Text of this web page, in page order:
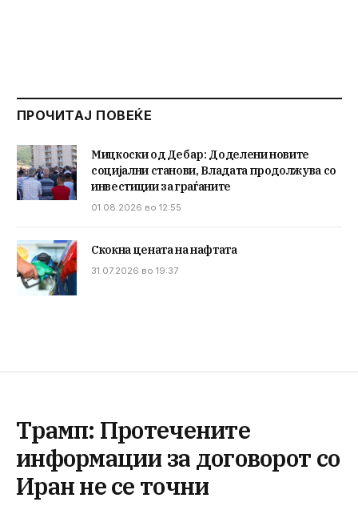
ПРОЧИТАЈ ПОВЕЌЕ
Мицкоски од Дебар: Доделени новите
социјални станови, Владата продолжува со
инвестиции за граѓаните
01.08.2026 во 12:55
Скокна цената на нафтата
31.07.2026 во 19:37
Трамп: Протечените
информации за договорот со
Иран не се точни